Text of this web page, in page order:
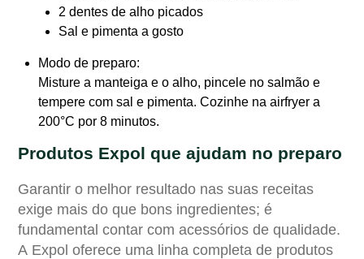
2 dentes de alho picados
Sal e pimenta a gosto
Modo de preparo:
Misture a manteiga e o alho, pincele no salmão e
tempere com sal e pimenta. Cozinhe na airfryer a
200°C por 8 minutos.
Produtos Expol que ajudam no preparo
Garantir o melhor resultado nas suas receitas
exige mais do que bons ingredientes; é
fundamental contar com acessórios de qualidade.
A Expol oferece uma linha completa de produtos